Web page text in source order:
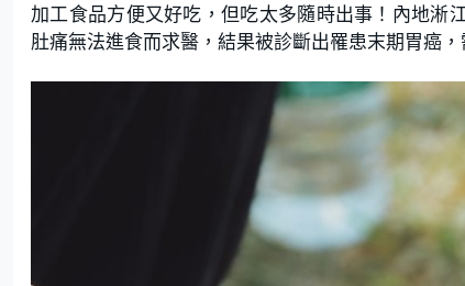
加工食品方便又好吃，但吃太多隨時出事！內地淅
肚痛無法進食而求醫，結果被診斷出罹患末期胃癌，